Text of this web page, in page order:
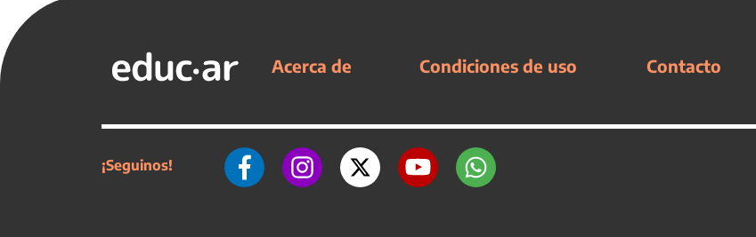
Acerca de Condiciones de uso Contacto
¡Seguinos!